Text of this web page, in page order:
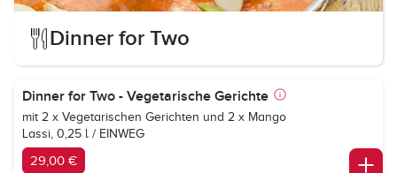
Dinner for Two
Dinner for Two - Vegetarische Gerichte
mit 2 x Vegetarischen Gerichten und 2 x Mango
Lassi, 0,25 l / EINWEG
29,00 €